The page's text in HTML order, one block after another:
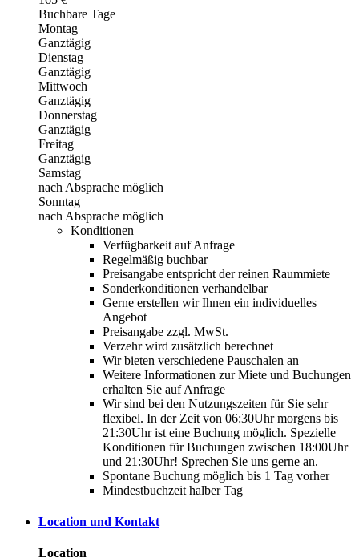
Buchbare Tage
Montag
Ganztägig
Dienstag
Ganztägig
Mittwoch
Ganztägig
Donnerstag
Ganztägig
Freitag
Ganztägig
Samstag
nach Absprache möglich
Sonntag
nach Absprache möglich
Konditionen
Verfügbarkeit auf Anfrage
Regelmäßig buchbar
Preisangabe entspricht der reinen Raummiete
Sonderkonditionen verhandelbar
Gerne erstellen wir Ihnen ein individuelles
Angebot
Preisangabe zzgl. MwSt.
Verzehr wird zusätzlich berechnet
Wir bieten verschiedene Pauschalen an
Weitere Informationen zur Miete und Buchungen
erhalten Sie auf Anfrage
Wir sind bei den Nutzungszeiten für Sie sehr
flexibel. In der Zeit von 06:30Uhr morgens bis
21:30Uhr ist eine Buchung möglich. Spezielle
Konditionen für Buchungen zwischen 18:00Uhr
und 21:30Uhr! Sprechen Sie uns gerne an.
Spontane Buchung möglich bis 1 Tag vorher
Mindestbuchzeit halber Tag
Location und Kontakt
Location